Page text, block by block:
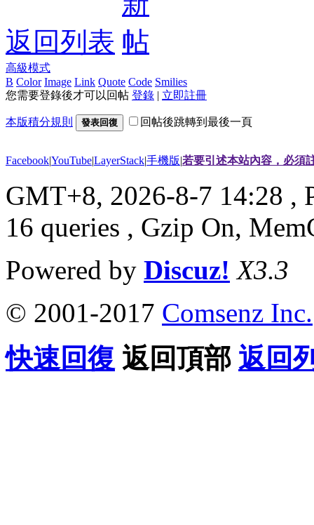
返回列表
高級模式
B Color Image Link Quote Code Smilies
您需要登錄後才可以回帖 登錄 | 立即註冊
本版積分規則 發表回復 回帖後跳轉到最後一頁
Facebook|YouTube|LayerStack|手機版|若要引述本站內容，必須
GMT+8, 2026-8-7 14:28 ,
16 queries , Gzip On,
Powered by Discuz! X3.3
© 2001-2017 Comsenz Inc.
快速回復 返回頂部 返回